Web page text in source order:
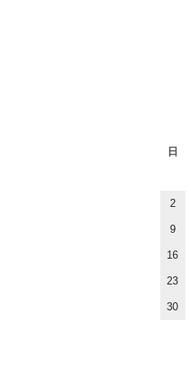
日
2
9
16
23
30